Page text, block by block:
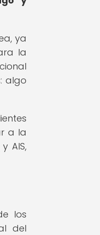
ya
la
algo
a la
AIS,
los
del